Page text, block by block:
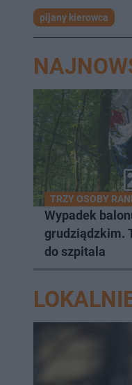
pijany kierowca
TRZY OSOBY
Wypadek
grudziądzkim.
do szpitala